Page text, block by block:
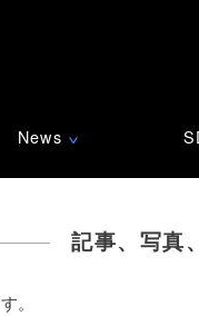
News ∨
記事、写真
。